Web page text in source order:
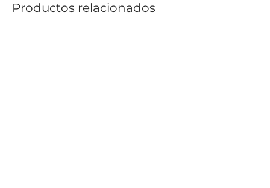
Productos relacionados